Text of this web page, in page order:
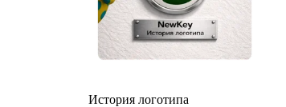
История логотипа